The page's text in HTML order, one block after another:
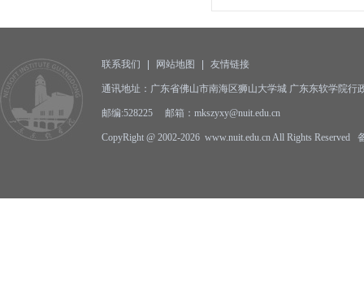
联系我们 网站地图 友情链接
通讯地址：广东省佛山市南海区狮山大学城 广东东软学院行
邮编:528225 邮箱：mkszyxy@nuit.edu.cn
CopyRight @ 2002-2026 www.nuit.edu.cn All Rights Reserved